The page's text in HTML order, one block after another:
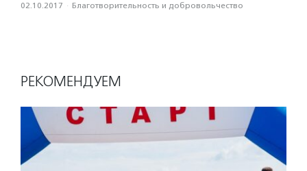
02.10.2017 · Благотвори­тель­ность и доброволь­чест­во
РЕКОМЕНДУЕМ